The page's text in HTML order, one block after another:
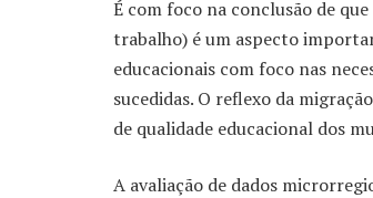
É com foco na conclusão de
trabalho) é um aspecto
educacionais com foco nas
sucedidas. O reflexo da
de qualidade educacional dos
A avaliação de dados